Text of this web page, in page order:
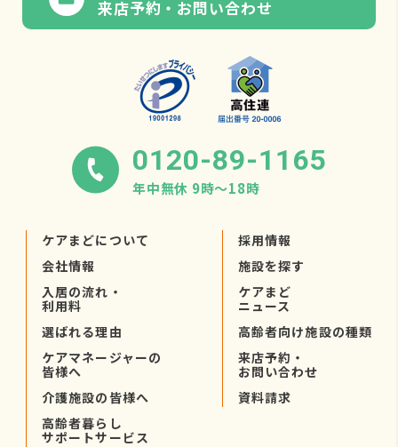
来店予約・お問い合わせ
0120-89-1165
年中無休 9時〜18時
ケアまどについて
会社情報
入居の流れ・
利用料
選ばれる理由
ケアマネージャーの
皆様へ
介護施設の皆様へ
高齢者暮らし
サポートサービス
採用情報
施設を探す
ケアまど
ニュース
高齢者向け施設の種類
来店予約・
お問い合わせ
資料請求